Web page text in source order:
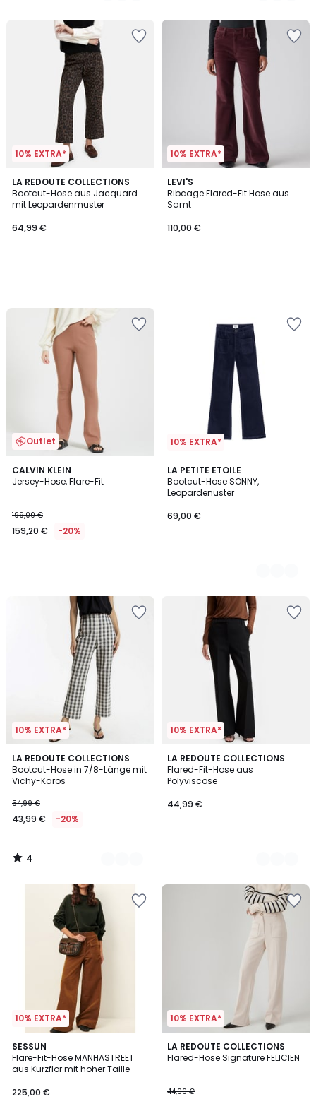
10% EXTRA*
LA REDOUTE COLLECTIONS
Bootcut-Hose aus Jacquard
mit Leopardenmuster
64,99 €
10% EXTRA*
LEVI'S
Ribcage Flared-Fit Hose aus
Samt
110,00 €
Outlet
CALVIN KLEIN
Jersey-Hose, Flare-Fit
199,00 €
159,20 € -20%
10% EXTRA*
LA PETITE ETOILE
Bootcut-Hose SONNY,
Leopardenuster
69,00 €
2
Farben
10% EXTRA*
LA REDOUTE COLLECTIONS
Bootcut-Hose in 7/8-Länge mit
Vichy-Karos
54,99 €
43,99 € -20%
4
/
5
2
Farben
4
/
10% EXTRA*
LA REDOUTE COLLECTIONS
Flared-Fit-Hose aus
Polyviscose
44,99 €
2
Farben
10% EXTRA*
SESSUN
Flare-Fit-Hose MANHASTREET
aus Kurzflor mit hoher Taille
225,00 €
10% EXTRA*
LA REDOUTE COLLECTIONS
Flared-Hose Signature FELICIEN
44,99 €
4,1
/ 5